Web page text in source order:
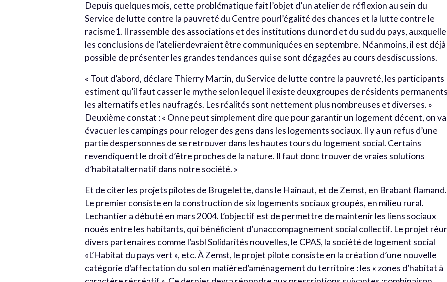
Depuis quelques mois, cette problématique fait l’objet d’un atelier de réflexion au sein du
Service de lutte contre la pauvreté du Centre pourl’égalité des chances et la lutte contre le
racisme1. Il rassemble des associations et des institutions du nord et du sud du pays,
les conclusions de l’atelierdevraient être communiquées en septembre. Néanmoins, il est déjà
possible de présenter les grandes tendances qui se sont dégagées au cours desdiscussions.
« Tout d’abord, déclare Thierry Martin, du Service de lutte contre la pauvreté, les participants
estiment qu’il faut casser le mythe selon lequel il existe deuxgroupes de résidents
les alternatifs et les naufragés. Les réalités sont nettement plus nombreuses et diverses. »
Deuxième constat : « Onne peut simplement dire que pour garantir un logement décent, on va
évacuer les campings pour reloger des gens dans les logements sociaux. Il y a un refus d’une
partie despersonnes de se retrouver dans les hautes tours du logement social. Certains
revendiquent le droit d’être proches de la nature. Il faut donc trouver de vraies solutions
d’habitatalternatif dans notre société. »
Et de citer les projets pilotes de Brugelette, dans le Hainaut, et de Zemst, en Brabant flamand.
Le premier consiste en la construction de six logements sociaux groupés, en milieu rural.
Lechantier a débuté en mars 2004. L’objectif est de permettre de maintenir les liens sociaux
noués entre les habitants, qui bénéficient d’unaccompagnement social collectif. Le projet
divers partenaires comme l’asbl Solidarités nouvelles, le CPAS, la société de logement social
«L’Habitat du pays vert », etc. À Zemst, le projet pilote consiste en la création d’une nouvelle
catégorie d’affectation du sol en matièred’aménagement du territoire : les « zones d’habitat à